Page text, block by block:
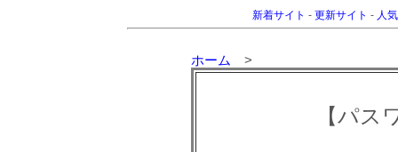
新着サイト - 更新サイト - 人
ホーム >
【パス